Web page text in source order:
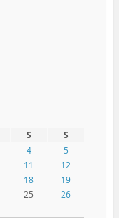
S S
4
5
11
12
18
19
25
26